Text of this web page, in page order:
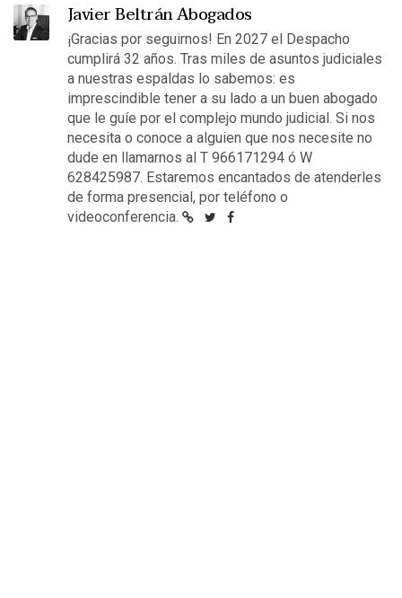
Javier Beltrán Abogados
¡Gracias por seguirnos! En 2027 el Despacho
cumplirá 32 años. Tras miles de asuntos judiciales
a nuestras espaldas lo sabemos: es
imprescindible tener a su lado a un buen abogado
que le guíe por el complejo mundo judicial. Si nos
necesita o conoce a alguien que nos necesite no
dude en llamarnos al T 966171294 ó W
628425987. Estaremos encantados de atenderles
de forma presencial, por teléfono o
videoconferencia.